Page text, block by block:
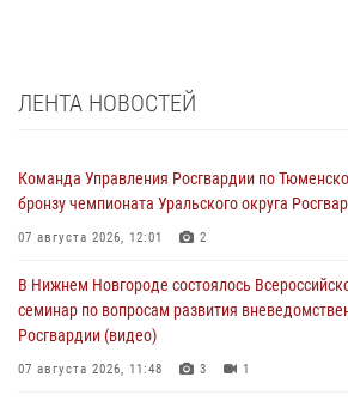
ЛЕНТА НОВОСТЕЙ
Команда Управления Росгвардии по
бронзу чемпионата Уральского округа
07 августа 2026, 12:01 2
В Нижнем Новгороде состоялось
семинар по вопросам развития
Росгвардии (видео)
07 августа 2026, 11:48 3 1